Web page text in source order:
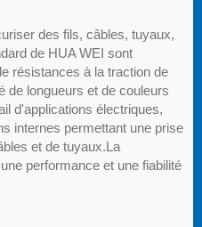
des fils, câbles, tuyaux,
de HUA WEI sont
résistances à la traction de
de longueurs et de couleurs
d'applications électriques,
internes permettant une prise
et de tuyaux.La
performance et une fiabilité